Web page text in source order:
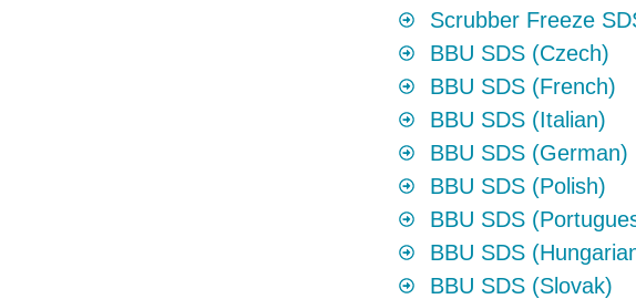
Scrubber Freeze
BBU SDS (Czech)
BBU SDS (French)
BBU SDS (Italian)
BBU SDS (German)
BBU SDS (Polish)
BBU SDS
BBU SDS
BBU SDS (Slovak)